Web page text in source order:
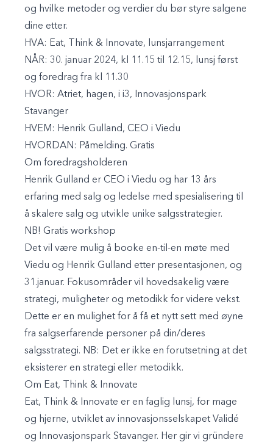
og hvilke metoder og verdier du bør styre salgene
dine etter.
HVA: Eat, Think & Innovate, lunsjarrangement
NÅR: 30. januar 2024, kl 11.15 til 12.15, lunsj først
og foredrag fra kl 11.30
HVOR: Atriet, hagen, i i3, Innovasjonspark
Stavanger
HVEM: Henrik Gulland, CEO i Viedu
HVORDAN: Påmelding. Gratis
Om foredragsholderen
Henrik Gulland er CEO i Viedu og har 13 års
erfaring med salg og ledelse med spesialisering til
å skalere salg og utvikle unike salgsstrategier.
NB! Gratis workshop
Det vil være mulig å booke en-til-en møte med
Viedu og Henrik Gulland etter presentasjonen, og
31.januar. Fokusområder vil hovedsakelig være
strategi, muligheter og metodikk for videre vekst.
Dette er en mulighet for å få et nytt sett med øyne
fra salgserfarende personer på din/deres
salgsstrategi. NB: Det er ikke en forutsetning at det
eksisterer en strategi eller metodikk.
Om Eat, Think & Innovate
Eat, Think & Innovate er en faglig lunsj, for mage
og hjerne, utviklet av innovasjonsselskapet Validé
og Innovasjonspark Stavanger. Her gir vi gründere